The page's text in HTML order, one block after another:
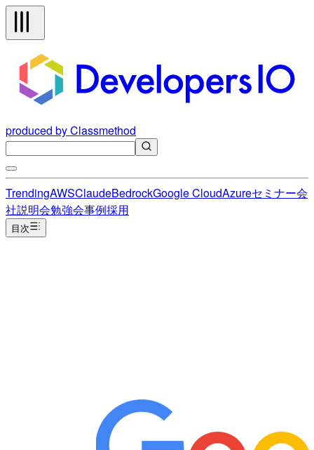
produced by Classmethod
TrendingAWSClaudeBedrockGoogle CloudAzureセミナー会
社説明会勉強会事例採用
目次